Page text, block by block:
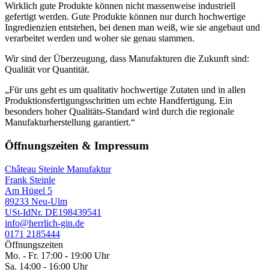
Wirklich gute Produkte können nicht massenweise industriell
gefertigt werden. Gute Produkte können nur durch hochwertige
Ingredienzien entstehen, bei denen man weiß, wie sie angebaut und
verarbeitet werden und woher sie genau stammen.
Wir sind der Überzeugung, dass Manufakturen die Zukunft sind:
Qualität vor Quantität.
„Für uns geht es um qualitativ hochwertige Zutaten und in allen
Produktionsfertigungsschritten um echte Handfertigung. Ein
besonders hoher Qualitäts-Standard wird durch die regionale
Manufakturherstellung garantiert.“
Öffnungszeiten & Impressum
Château Steinle Manufaktur
Frank Steinle
Am Hügel 5
89233 Neu-Ulm
USt-IdNr. DE198439541
info@herrlich-gin.de
0171 2185444
Öffnungszeiten
Mo. - Fr. 17:00 - 19:00 Uhr
Sa. 14:00 - 16:00 Uhr